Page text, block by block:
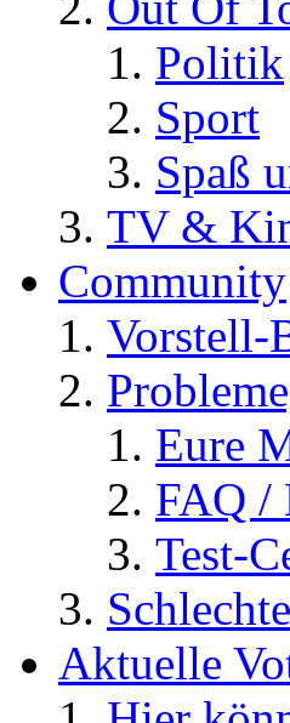
Politik
Sport
Spaß
TV &
Community
Vorstell-
Eure
FAQ /
Test-
Aktuelle